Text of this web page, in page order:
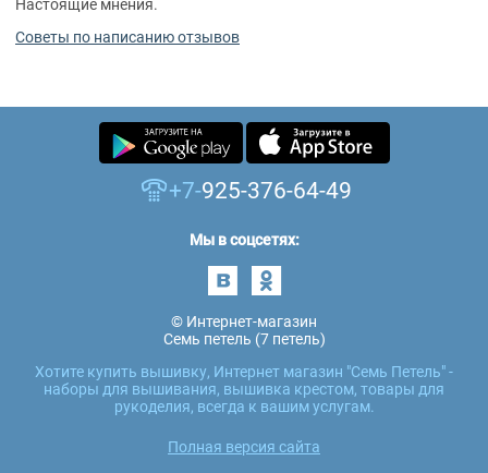
Настоящие мнения.
Советы по написанию отзывов
+7-925-376-64-49
Мы в соцсетях:
© Интернет-магазин
Семь петель (7 петель)
Хотите купить вышивку, Интернет магазин "Семь Петель" -
наборы для вышивания, вышивка крестом, товары для
рукоделия, всегда к вашим услугам.
Полная версия сайта